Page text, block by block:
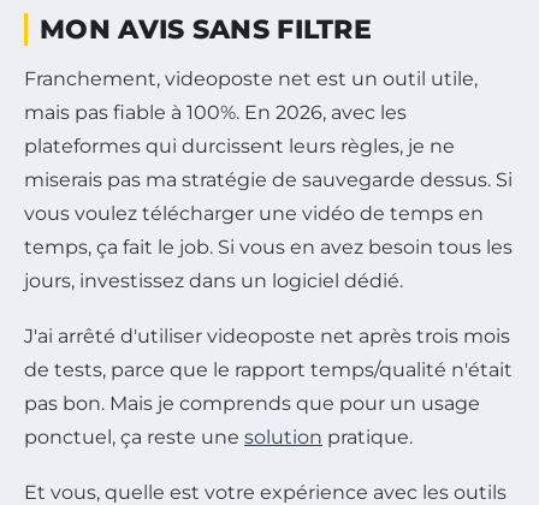
MON AVIS SANS FILTRE
Franchement, videoposte net est un outil utile,
mais pas fiable à 100%. En 2026, avec les
plateformes qui durcissent leurs règles, je ne
miserais pas ma stratégie de sauvegarde dessus. Si
vous voulez télécharger une vidéo de temps en
temps, ça fait le job. Si vous en avez besoin tous les
jours, investissez dans un logiciel dédié.
J'ai arrêté d'utiliser videoposte net après trois mois
de tests, parce que le rapport temps/qualité n'était
pas bon. Mais je comprends que pour un usage
ponctuel, ça reste une solution pratique.
Et vous, quelle est votre expérience avec les outils